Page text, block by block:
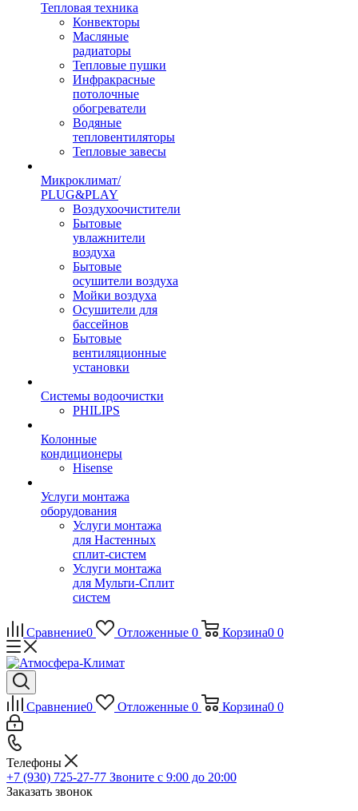
Тепловая техника
Конвекторы
Масляные
радиаторы
Тепловые пушки
Инфракрасные
потолочные
обогреватели
Водяные
тепловентиляторы
Тепловые завесы
Микроклимат/
PLUG&PLAY
Воздухоочистители
Бытовые
увлажнители
воздуха
Бытовые
осушители воздуха
Мойки воздуха
Осушители для
бассейнов
Бытовые
вентиляционные
установки
Системы водоочистки
PHILIPS
Колонные
кондиционеры
Hisense
Услуги монтажа
оборудования
Услуги монтажа
для Настенных
сплит-систем
Услуги монтажа
для Мульти-Сплит
систем
Сравнение0 Отложенные 0 Корзина0 0
Сравнение0 Отложенные 0 Корзина0 0
Телефоны
+7 (930) 725-27-77 Звоните с 9:00 до 20:00
Заказать звонок